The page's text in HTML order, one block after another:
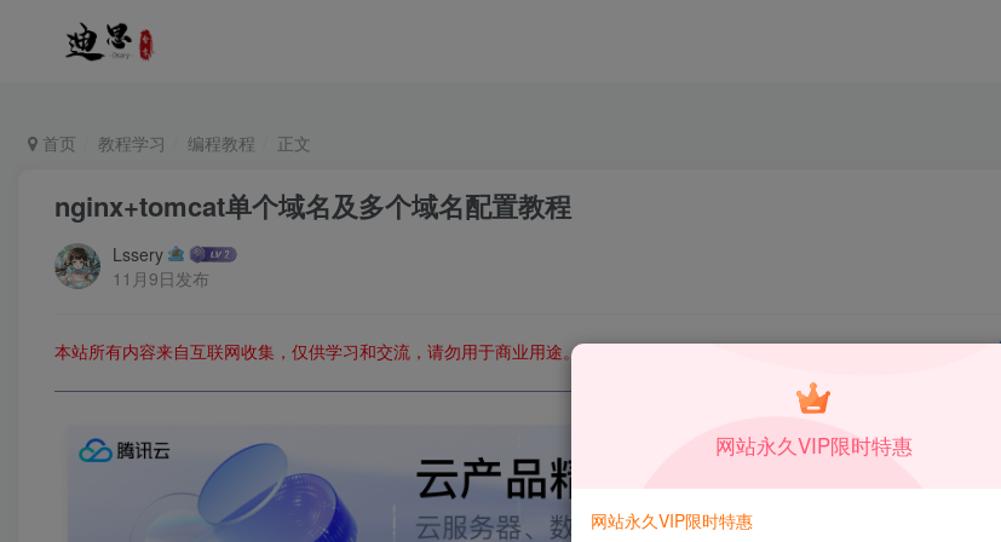
首页 教程学习 编程教程 正文
nginx+tomcat单个域名及多个域名配置教程
Lssery
11月9日发布
本站所有内容来自互联网收集，仅供学习和交流，请勿用于商业用途。如有侵权、不妥之处，请第一时间联系我们删除！Q群：
网站永久VIP限时特惠
网站永久VIP限时特惠